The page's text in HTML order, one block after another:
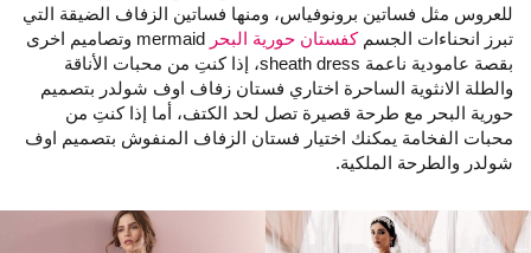
للعروس مثل فساتين برونوفياس، ومنها فساتين الزفاف الضيقة التي
تبرز انحناءات الجسمكفستان حورية البحر
mermaid وتصاميم اخرى
بقصة عامودية ناعمة sheath dress، إذا كنتِ من محبات الأناقة
والطلة الانثوية الساحرة اختاري فستان زفاف اوف شولدر بتصميم
حورية البحر مع طرحة قصيرة تصل لحد الكتف، أما إذا كنتِ من
محبات الفخامة يمكنك اختيار فستان الزفاف المنفوش بتصميم اوف
شولدر والطرحة الملكية.